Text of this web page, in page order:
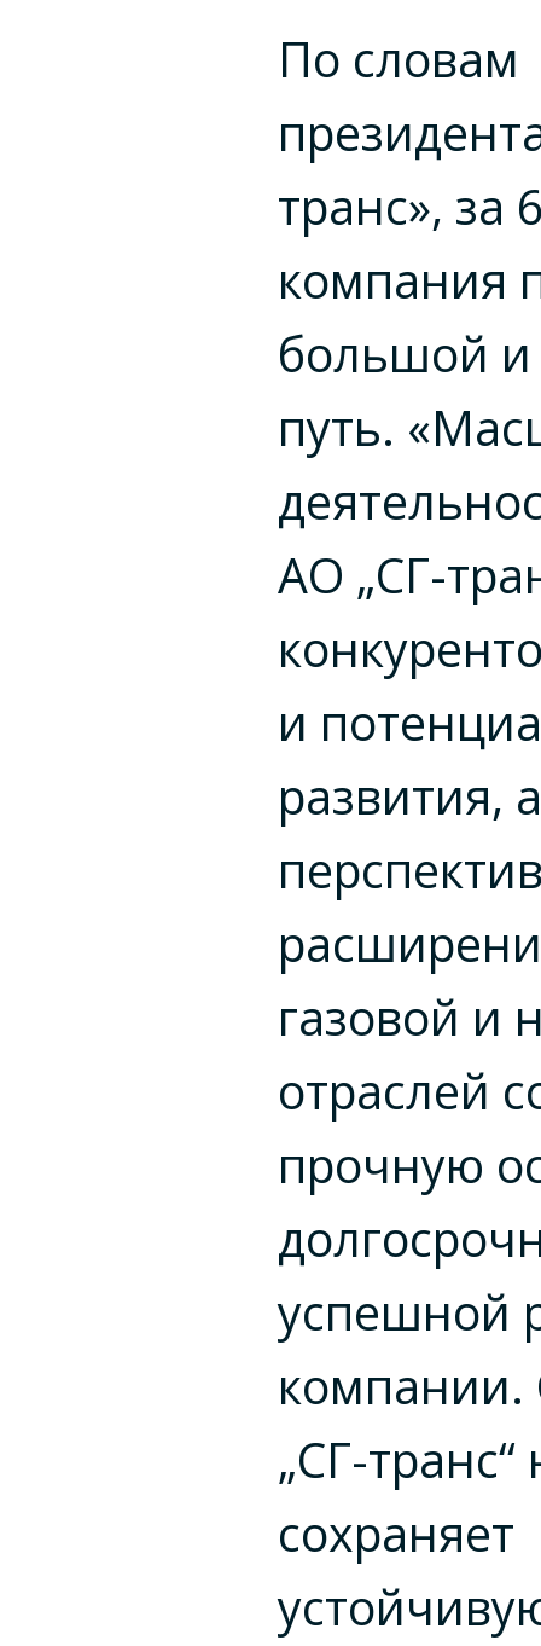
По словам
транс», за
компания
большой
путь.
АО „СГ-
и
развития,
газовой и
отраслей
прочную
успешной
компании.
„СГ-
сохраняет